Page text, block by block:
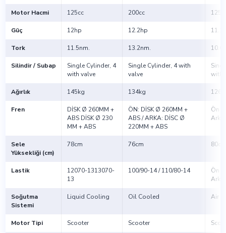
Motor Hacmi 125cc 200cc
Güç 12hp 12.2hp
Tork 11.5nm. 13.2nm.
Silindir / Subap
Single Cylinder, 4
with valve
Single Cylinder, 4 with
valve
with
Ağırlık 145kg 134kg
Fren
DİSK Ø 260MM +
ABS DİSK Ø 230
MM + ABS
ÖN: DİSK Ø 260MM +
ABS / ARKA: DİSC Ø
220MM + ABS
Ön
Arka
Sele
Yüksekliği (cm)
78cm 76cm 80cm
Lastik
12070-1313070-
13
100/90-14 / 110/80-14
Ön :
Arka
Soğutma
Sistemi
Liquid Cooling Oil Cooled Air
Motor Tipi Scooter Scooter